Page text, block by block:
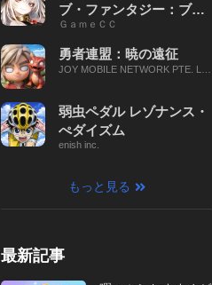
ブ・ファンタジー：ブレ
イブ X
ＧａｍｅＣＣ
勇者連盟：暁の遠征
JOY MOBILE NETWORK PTE. LT
弱虫ペダル レゾナンス・
ぺダイズム
enish inc.
もっと見る
最新記事